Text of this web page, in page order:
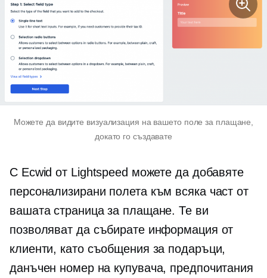
Можете да видите визуализация на вашето поле за плащане,
докато го създавате
С Ecwid от Lightspeed можете да добавяте
персонализирани полета към всяка част от
вашата страница за плащане. Те ви
позволяват да събирате информация от
клиенти, като съобщения за подаръци,
данъчен номер на купувача, предпочитания